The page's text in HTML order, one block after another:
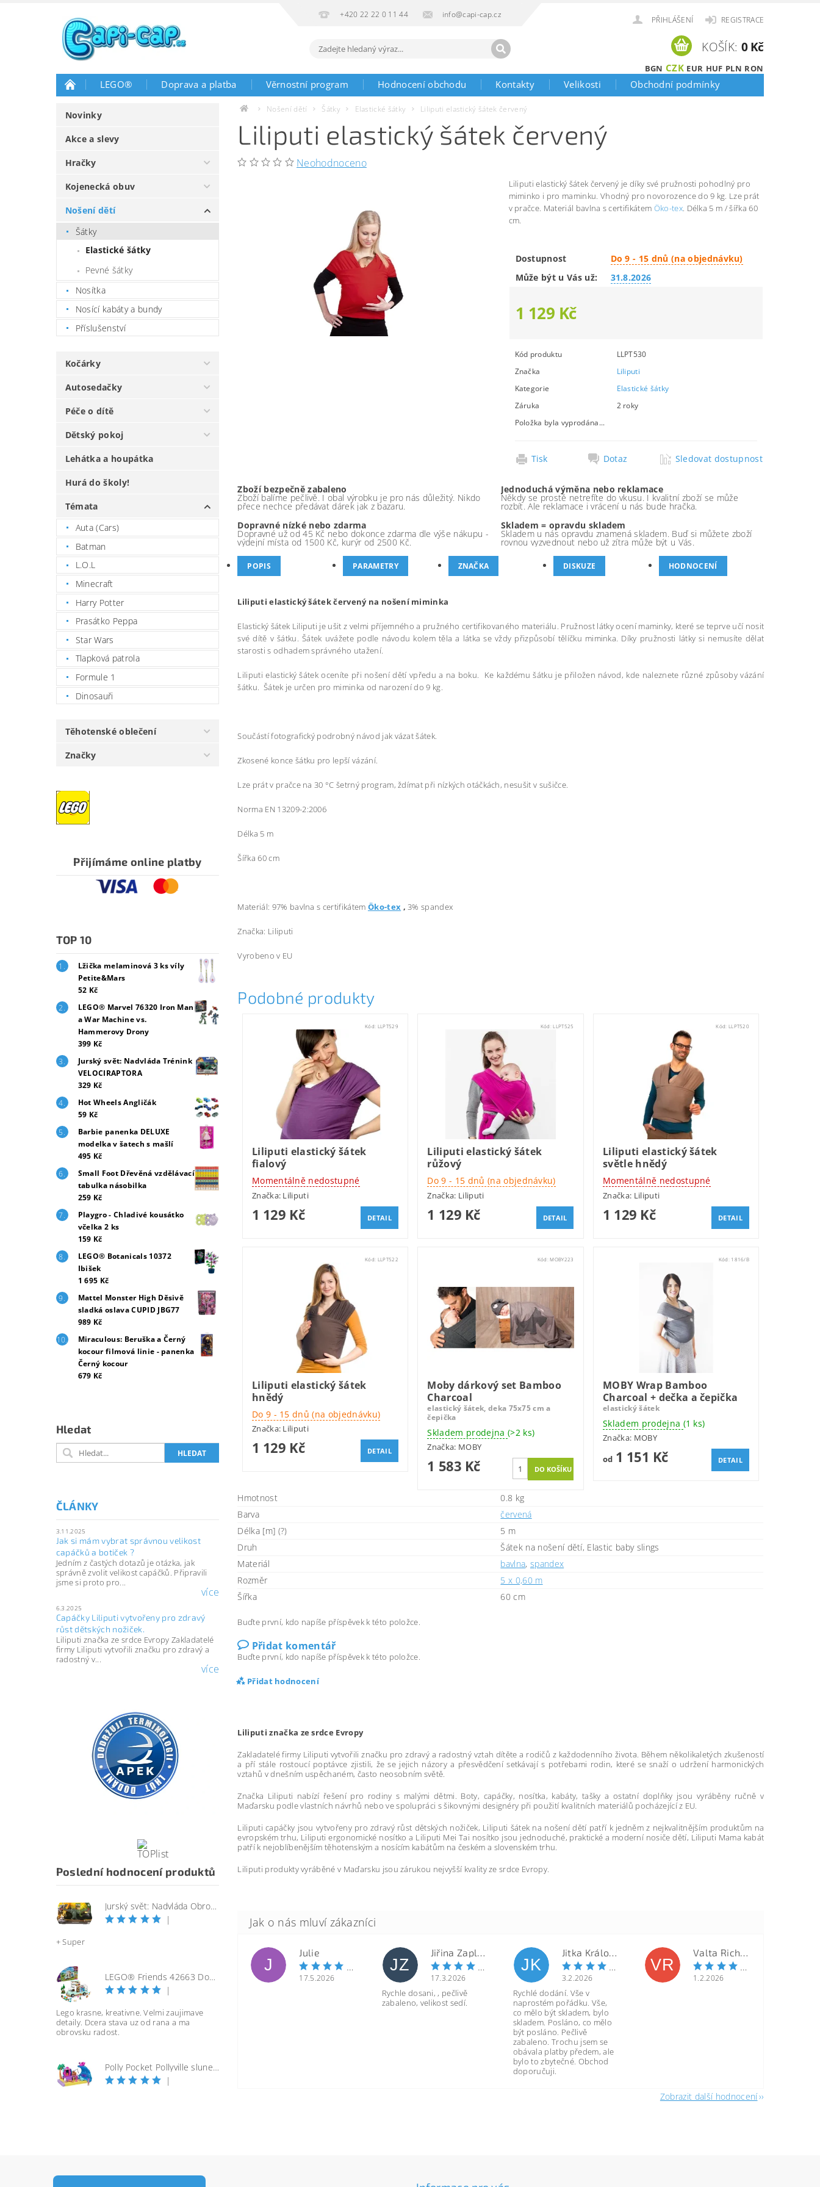
+420 22 22 0 11 44 info@capi-cap.cz
PŘIHLÁŠENÍ REGISTRACE
BGN CZK EUR HUF PLN RON
KOŠÍK: 0 Kč
LEGO® Doprava a platba Věrnostní program Hodnocení obchodu Kontakty Velikosti Obchodní podmínky
Novinky
Akce a slevy
Hračky
Kojenecká obuv
Nošení dětí
Šátky
Elastické šátky
Pevné šátky
Nosítka
Nosící kabáty a bundy
Příslušenství
Kočárky
Autosedačky
Péče o dítě
Dětský pokoj
Lehátka a houpátka
Hurá do školy!
Témata
Auta (Cars)
Batman
L.O.L
Minecraft
Harry Potter
Prasátko Peppa
Star Wars
Tlapková patrola
Formule 1
Dinosauři
Těhotenské oblečení
Značky
Přijímáme online platby
TOP 10
Lžička melaminová 3 ks víly
Petite&Mars
52 Kč
LEGO® Marvel 76320 Iron Man
a War Machine vs.
Hammerovy Drony
399 Kč
Jurský svět: Nadvláda Trénink
VELOCIRAPTORA
329 Kč
Hot Wheels Angličák
59 Kč
Barbie panenka DELUXE
modelka v šatech s mašlí
495 Kč
Small Foot Dřevěná vzdělávací
tabulka násobilka
259 Kč
Playgro - Chladivé kousátko
včelka 2 ks
159 Kč
LEGO® Botanicals 10372
Ibišek
1 695 Kč
Mattel Monster High Děsivě
sladká oslava CUPID JBG77
989 Kč
Miraculous: Beruška a Černý
kocour filmová linie - panenka
Černý kocour
679 Kč
Hledat
ČLÁNKY
3.11.2025
Jak si mám vybrat správnou velikost
capáčků a botiček ?
Jedním z častých dotazů je otázka, jak
správně zvolit velikost capáčků. Připravili
jsme si proto pro...
více
6.3.2025
Capáčky Liliputi vytvořeny pro zdravý
růst dětských nožiček.
Liliputi značka ze srdce Evropy Zakladatelé
firmy Liliputi vytvořili značku pro zdravý a
radostný v...
více
Poslední hodnocení produktů
Jurský svět: Nadvláda Obrovský útočící SINOTYRANNUS
|
+ Super
LEGO® Friends 42663 Dobrodružství s karavanem přátelství
|
Lego krasne, kreativne. Velmi zaujimave
detaily. Dcera stava uz od rana a ma
obrovsku radost.
Polly Pocket Pollyville slunečná pláž
|
Nošení dětí Šátky Elastické šátky Liliputi elastický šátek červený
Liliputi elastický šátek červený
Neohodnoceno
Liliputi elastický šátek červený je díky své pružnosti pohodlný pro
miminko i pro maminku. Vhodný pro novorozence do 9 kg. Lze prát
v pračce. Materiál bavlna s certifikátem Öko-tex. Délka 5 m / šířka 60
cm.
Dostupnost
Do 9 - 15 dnů (na objednávku)
Může být u Vás už:
31.8.2026
1 129 Kč
Kód produktu
LLPT530
Značka
Liliputi
Kategorie
Elastické šátky
Záruka
2 roky
Položka byla vyprodána...
Tisk Dotaz Sledovat dostupnost
Zboží bezpečně zabaleno
Zboží balíme pečlivě. I obal výrobku je pro nás důležitý. Nikdo
přece nechce předávat dárek jak z bazaru.
Jednoduchá výměna nebo reklamace
Někdy se prostě netrefíte do vkusu. I kvalitní zboží se může
rozbít. Ale reklamace i vrácení u nás bude hračka.
Dopravné nízké nebo zdarma
Dopravné už od 45 Kč nebo dokonce zdarma dle výše nákupu -
výdejní místa od 1500 Kč, kurýr od 2500 Kč.
Skladem = opravdu skladem
Skladem u nás opravdu znamená skladem. Buď si můžete zboží
rovnou vyzvednout nebo už zítra může být u Vás.
POPIS PARAMETRY ZNAČKA DISKUZE HODNOCENÍ
Liliputi elastický šátek červený na nošení miminka
Elastický šátek Liliputi je ušit z velmi příjemného a pružného certifikovaného materiálu. Pružnost látky ocení maminky, které se teprve učí nosit
své dítě v šátku. Šátek uvážete podle návodu kolem těla a látka se vždy přizpůsobí tělíčku miminka. Díky pružnosti látky si nemusíte dělat
starosti s odhadem správného utažení.
Liliputi elastický šátek oceníte při nošení dětí vpředu a na boku. Ke každému šátku je přiložen návod, kde naleznete různé způsoby vázání
šátku. Šátek je určen pro miminka od narození do 9 kg.
Součástí fotografický podrobný návod jak vázat šátek.
Zkosené konce šátku pro lepší vázání.
Lze prát v pračce na 30 °C šetrný program, ždímat při nízkých otáčkách, nesušit v sušičce.
Norma EN 13209-2:2006
Délka 5 m
Šířka 60 cm
Materiál: 97% bavlna s certifikátem Öko-tex , 3% spandex
Značka: Liliputi
Vyrobeno v EU
Podobné produkty
Kód: LLPT529
Liliputi elastický šátek
fialový
Momentálně nedostupné
Značka: Liliputi
1 129 Kč DETAIL
Kód:LLPT525
Liliputi elastický šátek
růžový
Do 9 - 15 dnů (na objednávku)
Značka: Liliputi
1 129 Kč DETAIL
Kód: LLPT520
Liliputi elastický šátek
světle hnědý
Momentálně nedostupné
Značka: Liliputi
1 129 Kč DETAIL
Kód: LLPT522
Liliputi elastický šátek
hnědý
Do 9 - 15 dnů (na objednávku)
Značka: Liliputi
1 129 Kč DETAIL
Kód:MOBY223
Moby dárkový set Bamboo
Charcoal
elastický šátek, deka 75x75 cm a
čepička
Skladem prodejna (>2 ks)
Značka: MOBY
1 583 Kč
Kód: 1816/B
MOBY Wrap Bamboo
Charcoal + dečka a čepička
elastický šátek
Skladem prodejna (1 ks)
Značka: MOBY
od1 151 Kč DETAIL
Hmotnost
0.8 kg
Barva
červená
Délka [m] (?)
5 m
Druh
Šátek na nošení dětí, Elastic baby slings
Materiál
bavlna, spandex
Rozměr
5 x 0,60 m
Šířka
60 cm
Buďte první, kdo napíše příspěvek k této položce.
Přidat komentář
Buďte první, kdo napíše příspěvek k této položce.
Přidat hodnocení
Liliputi značka ze srdce Evropy
Zakladatelé firmy Liliputi vytvořili značku pro zdravý a radostný vztah dítěte a rodičů z každodenního života. Během několikaletých zkušeností
a pří stále rostoucí poptávce zjistili, že se jejich názory a přesvědčení setkávají s potřebami rodin, které se snaží o udržení harmonických
vztahů v dnešním uspěchaném, často neosobním světě.
Značka Liliputi nabízí řešení pro rodiny s malými dětmi. Boty, capáčky, nosítka, kabáty, tašky a ostatní doplňky jsou vyráběny ručně v
Maďarsku podle vlastních návrhů nebo ve spolupráci s šikovnými designéry při použití kvalitních materiálů pocházející z EU.
Liliputi capáčky jsou vytvořeny pro zdravý růst dětských nožiček, Liliputi šátek na nošení dětí patří k jedněm z nejkvalitnějším produktům na
evropském trhu, Liliputi ergonomické nosítko a Liliputi Mei Tai nosítko jsou jednoduché, praktické a moderní nosiče dětí, Liliputi Mama kabát
patří k nejoblíbenějším těhotenským a nosícím kabátům na českém a slovenském trhu.
Liliputi produkty vyráběné v Maďarsku jsou zárukou nejvyšší kvality ze srdce Evropy.
J
Julie
17.5.2026
JZ
Jiřina Zapletalová
17.3.2026
Rychle dosani, , pečlivě
zabaleno, velikost sedí.
JK
Jitka Královcová
3.2.2026
Rychlé dodání. Vše v
naprostém pořádku. Vše,
co mělo být skladem, bylo
skladem. Posláno, co mělo
být posláno. Pečlivě
zabaleno. Trochu jsem se
obávala platby předem, ale
bylo to zbytečné. Obchod
doporučuji.
VR
Valta Richard
1.2.2026
Zobrazit další hodnocení